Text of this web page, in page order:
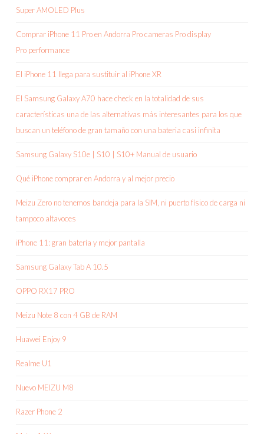
Super AMOLED Plus
Comprar iPhone 11 Pro en Andorra Pro cameras Pro display
Pro performance
El iPhone 11 llega para sustituir al iPhone XR
El Samsung Galaxy A70 hace check en la totalidad de sus
características una de las alternativas más interesantes para los que
buscan un teléfono de gran tamaño con una bateria casi infinita
Samsung Galaxy S10e | S10 | S10+ Manual de usuario
Qué iPhone comprar en Andorra y al mejor precio
Meizu Zero no tenemos bandeja para la SIM, ni puerto físico de carga ni
tampoco altavoces
iPhone 11: gran batería y mejor pantalla
Samsung Galaxy Tab A 10.5
OPPO RX17 PRO
Meizu Note 8 con 4 GB de RAM
Huawei Enjoy 9
Realme U1
Nuevo MEIZU M8
Razer Phone 2